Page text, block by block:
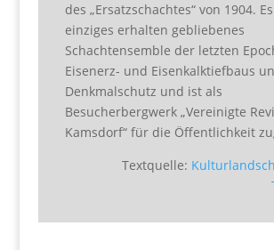
des „Ersatzschachtes“ von 1904.
einziges erhalten gebliebenes
Schachtensemble der letzten
Eisenerz- und Eisenkalktiefbaus
Denkmalschutz und ist als
Besucherbergwerk „Vereinigte
Kamsdorf“ für die Öffentlichkeit
Textquelle: